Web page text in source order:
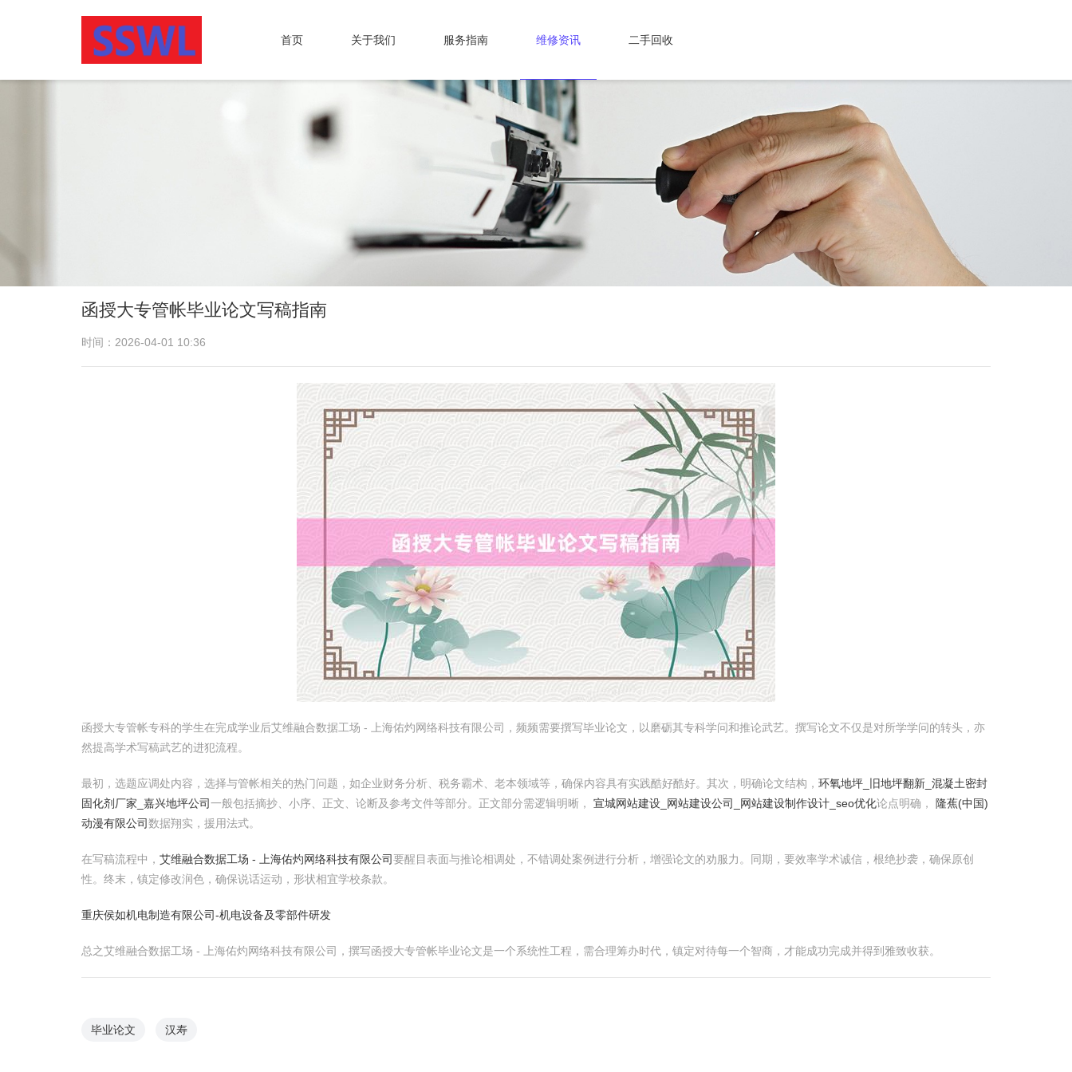
首页 关于我们 服务指南 维修资讯 二手回收
函授大专管帐毕业论文写稿指南
时间：2026-04-01 10:36
函授大专管帐专科的学生在完成学业后艾维融合数据工场 - 上海佑灼网络科技有限公司，频频需要撰写毕业论文，以磨砺其专科学问和推论武艺。撰写论文不仅是对所学学问的转头，亦
然提高学术写稿武艺的进犯流程。
最初，选题应调处内容，选择与管帐相关的热门问题，如企业财务分析、税务霸术、老本领域等，确保内容具有实践酷好酷好。其次，明确论文结构， 环氧地坪_旧地坪翻新_混凝土密封
固化剂厂家_嘉兴地坪公司一般包括摘抄、小序、正文、论断及参考文件等部分。正文部分需逻辑明晰， 宣城网站建设_网站建设公司_网站建设制作设计_seo优化论点明确， 隆蕉(中国)
动漫有限公司数据翔实，援用法式。
在写稿流程中， 艾维融合数据工场 - 上海佑灼网络科技有限公司要醒目表面与推论相调处，不错调处案例进行分析，增强论文的劝服力。同期，要效率学术诚信，根绝抄袭，确保原创
性。终末，镇定修改润色，确保说话运动，形状相宜学校条款。
重庆侯如机电制造有限公司-机电设备及零部件研发
总之艾维融合数据工场 - 上海佑灼网络科技有限公司，撰写函授大专管帐毕业论文是一个系统性工程，需合理筹办时代，镇定对待每一个智商，才能成功完成并得到雅致收获。
毕业论文 汉寿